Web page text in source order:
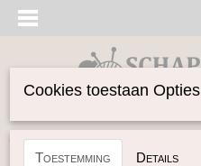
Inloggen Registreren
Cookies toestaan Opties
Toestemming Details